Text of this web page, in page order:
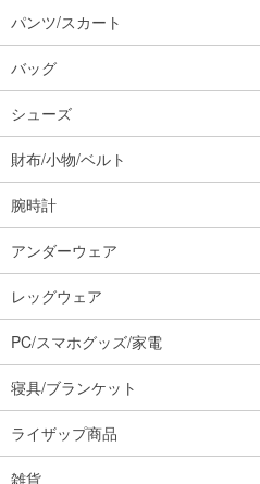
パンツ/スカート
バッグ
シューズ
財布/小物/ベルト
腕時計
アンダーウェア
レッグウェア
PC/スマホグッズ/家電
寝具/ブランケット
ライザップ商品
雑貨